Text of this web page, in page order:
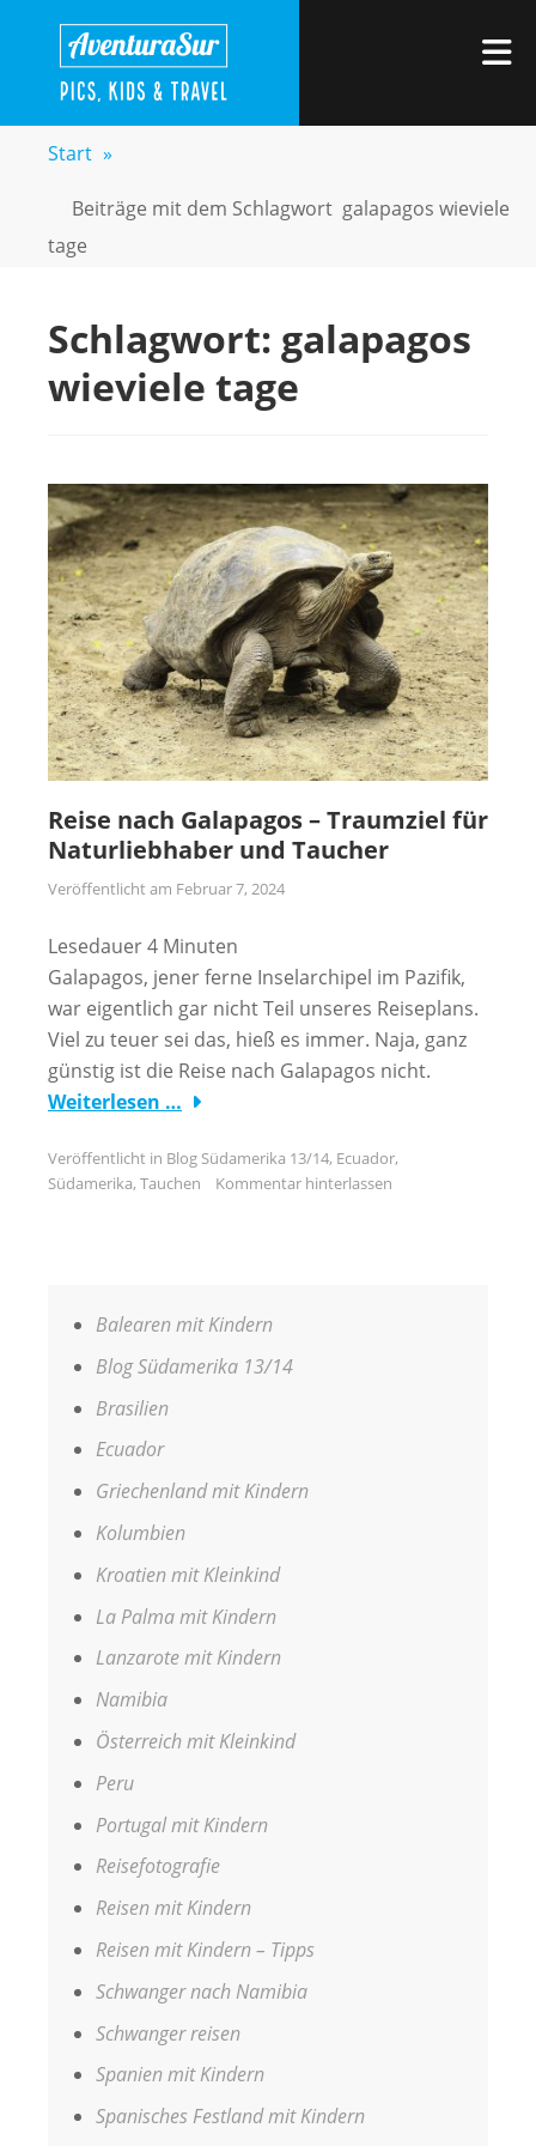
springen
AVENTURASUR
Start »
Beiträge mit dem Schlagwort galapagos wieviele
tage
Schlagwort: galapagos
wieviele tage
Reise nach Galapagos – Traumziel für
Naturliebhaber und Taucher
Veröffentlicht am Februar 7, 2024
Lesedauer4 Minuten
Galapagos, jener ferne Inselarchipel im Pazifik,
war eigentlich gar nicht Teil unseres Reiseplans.
Viel zu teuer sei das, hieß es immer. Naja, ganz
günstig ist die Reise nach Galapagos nicht.
Weiterlesen …
Veröffentlicht in Blog Südamerika 13/14, Ecuador,
Südamerika, Tauchen Kommentar hinterlassen
Balearen mit Kindern
Blog Südamerika 13/14
Brasilien
Ecuador
Griechenland mit Kindern
Kolumbien
Kroatien mit Kleinkind
La Palma mit Kindern
Lanzarote mit Kindern
Namibia
Österreich mit Kleinkind
Peru
Portugal mit Kindern
Reisefotografie
Reisen mit Kindern
Reisen mit Kindern – Tipps
Schwanger nach Namibia
Schwanger reisen
Spanien mit Kindern
Spanisches Festland mit Kindern